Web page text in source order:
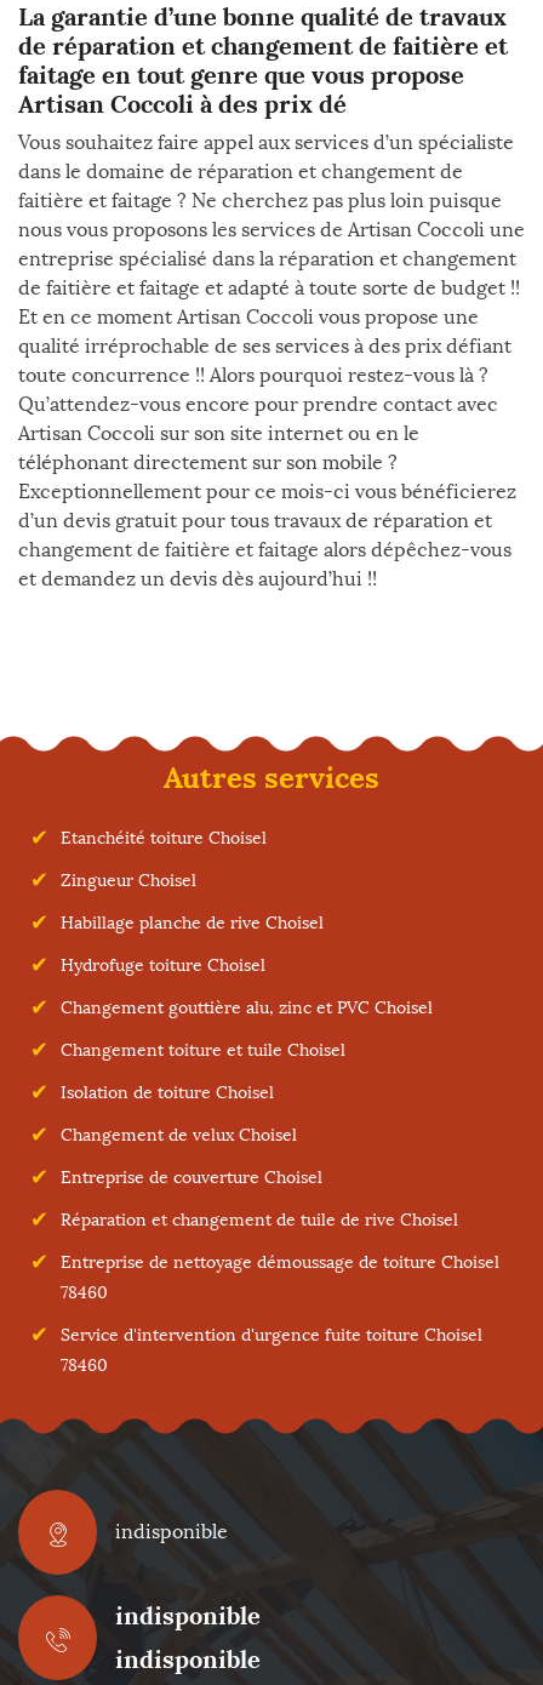
La garantie d’une bonne qualité de travaux
de réparation et changement de faitière et
faitage en tout genre que vous propose
Artisan Coccoli à des prix dé
Vous souhaitez faire appel aux services d’un spécialiste
dans le domaine de réparation et changement de
faitière et faitage ? Ne cherchez pas plus loin puisque
nous vous proposons les services de Artisan Coccoli une
entreprise spécialisé dans la réparation et changement
de faitière et faitage et adapté à toute sorte de budget !!
Et en ce moment Artisan Coccoli vous propose une
qualité irréprochable de ses services à des prix défiant
toute concurrence !! Alors pourquoi restez-vous là ?
Qu’attendez-vous encore pour prendre contact avec
Artisan Coccoli sur son site internet ou en le
téléphonant directement sur son mobile ?
Exceptionnellement pour ce mois-ci vous bénéficierez
d’un devis gratuit pour tous travaux de réparation et
changement de faitière et faitage alors dépêchez-vous
et demandez un devis dès aujourd’hui !!
Autres services
Etanchéité toiture Choisel
Zingueur Choisel
Habillage planche de rive Choisel
Hydrofuge toiture Choisel
Changement gouttière alu, zinc et PVC Choisel
Changement toiture et tuile Choisel
Isolation de toiture Choisel
Changement de velux Choisel
Entreprise de couverture Choisel
Réparation et changement de tuile de rive Choisel
Entreprise de nettoyage démoussage de toiture Choisel
78460
Service d'intervention d'urgence fuite toiture Choisel
78460
indisponible
indisponible
indisponible